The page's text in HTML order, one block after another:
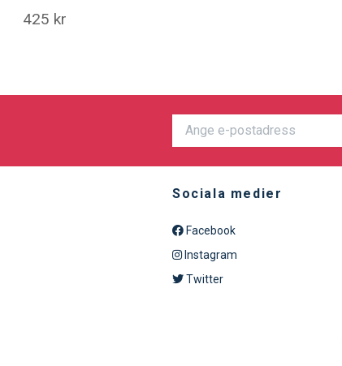
425 kr
Sociala medier
Facebook
Instagram
Twitter